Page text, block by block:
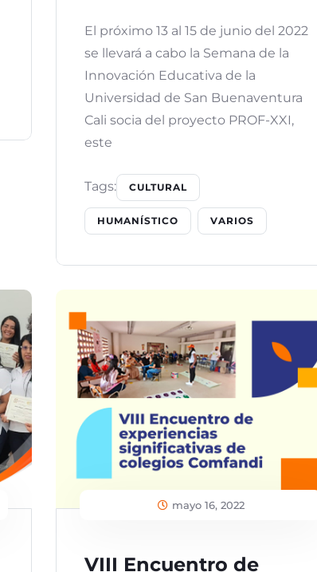
El próximo 13 al 15 de junio del 2022
se llevará a cabo la Semana de la
Innovación Educativa de la
Universidad de San Buenaventura
Cali socia del proyecto PROF-XXI,
este
Tags: CULTURAL
HUMANÍSTICO VARIOS
mayo 16, 2022
VIII Encuentro de